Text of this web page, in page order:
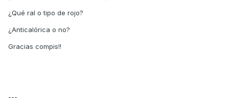
¿Qué ral o tipo de rojo?
¿Anticalórica o no?
Gracias compis!!
---